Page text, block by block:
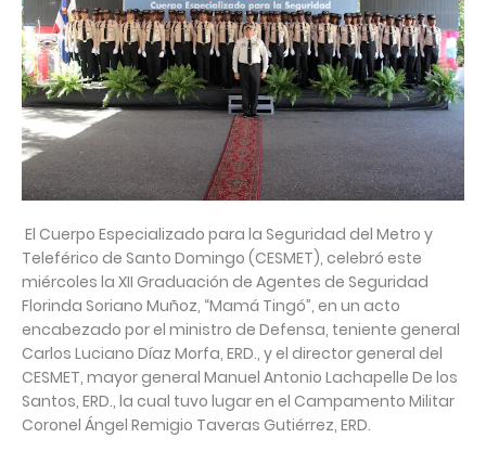
El Cuerpo Especializado para la Seguridad del Metro y
Teleférico de Santo Domingo (CESMET), celebró este
miércoles la XII Graduación de Agentes de Seguridad
Florinda Soriano Muñoz, “Mamá Tingó”, en un acto
encabezado por el ministro de Defensa, teniente general
Carlos Luciano Díaz Morfa, ERD., y el director general del
CESMET, mayor general Manuel Antonio Lachapelle De los
Santos, ERD., la cual tuvo lugar en el Campamento Militar
Coronel Ángel Remigio Taveras Gutiérrez, ERD.